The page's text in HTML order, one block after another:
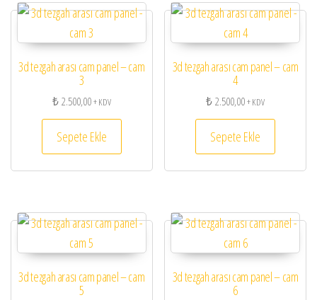
3d tezgah arası cam panel – cam
3
₺2.500,00+ KDV
Sepete Ekle
3d tezgah arası cam panel – cam
4
₺2.500,00+ KDV
Sepete Ekle
3d tezgah arası cam panel – cam
5
3d tezgah arası cam panel – cam
6